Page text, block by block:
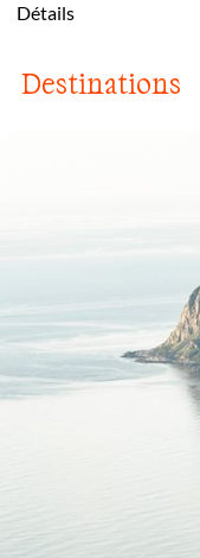
Détails
Destinations